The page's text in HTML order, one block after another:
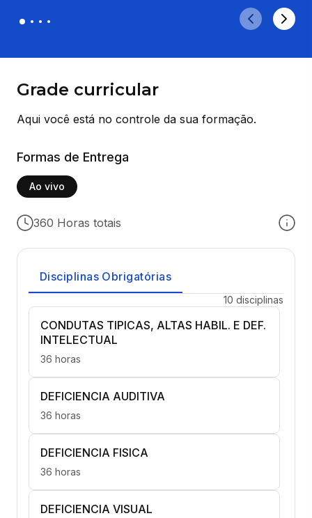
Grade curricular
Aqui você está no controle da sua formação.
Formas de Entrega
Ao vivo
360 Horas totais
Disciplinas Obrigatórias
10 disciplinas
CONDUTAS TIPICAS, ALTAS HABIL. E DEF.
INTELECTUAL
36 horas
DEFICIENCIA AUDITIVA
36 horas
DEFICIENCIA FISICA
36 horas
DEFICIENCIA VISUAL